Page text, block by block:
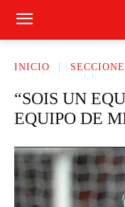
INICIO
“SOIS UN
EQUIPO DE